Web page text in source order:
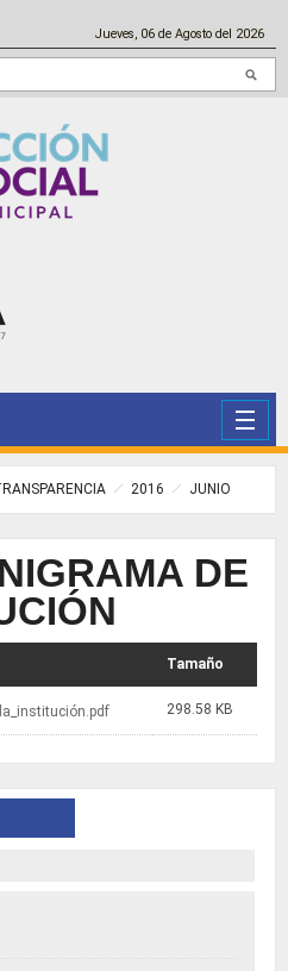
Jueves, 06 de Agosto del 2026
2016 JUNIO
DE
Tamaño
298.58 KB